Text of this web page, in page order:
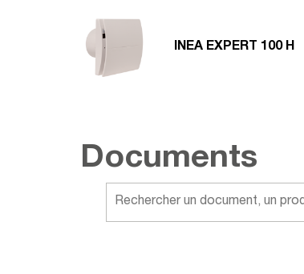
INEA EXPERT 100 H
Documents